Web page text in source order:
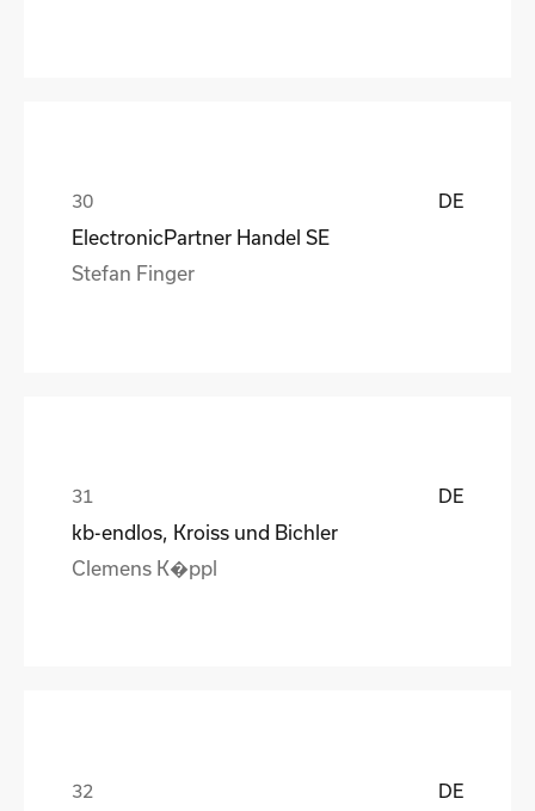
DE
ElectronicPartner Handel SE
Stefan Finger
DE
kb-endlos, Kroiss und Bichler
Clemens K�ppl
DE